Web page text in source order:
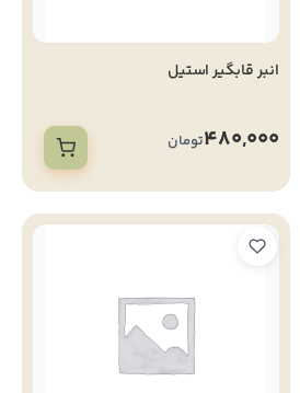
انبر قابگیر استیل
480,000تومان